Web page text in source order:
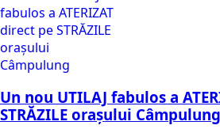
Un nou UTILAJ fabulos a
STRĂZILE orașului Câmpulung